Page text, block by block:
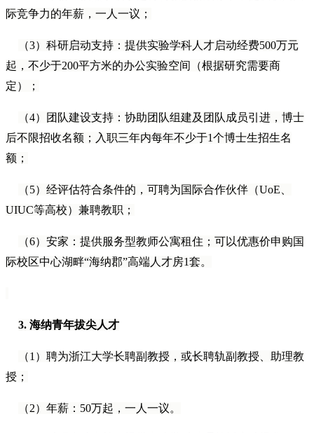
际竞争力的年薪，一人一议；
（3）科研启动支持：提供实验学科人才启动经费500万元
起，不少于200平方米的办公实验空间（根据研究需要商
定）；
（4）团队建设支持：协助团队组建及团队成员引进，博士
后不限招收名额；入职三年内每年不少于1个博士生招生名
额；
（5）经评估符合条件的，可聘为国际合作伙伴（UoE、
UIUC等高校）兼聘教职；
（6）安家：提供服务型教师公寓租住；可以优惠价申购国
际校区中心湖畔“海纳郡”高端人才房1套。
3.海纳青年拔尖人才
（1）聘为浙江大学长聘副教授，或长聘轨副教授、助理教
授；
（2）年薪：50万起，一人一议。